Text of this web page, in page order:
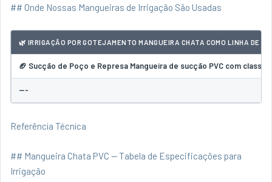
## Onde Nossas Mangueiras de Irrigação São Usadas
🌿 IRRIGAÇÃO POR GOTEJAMENTO MANGUEIRA CHATA COMO LINHA DE
🏈 Sucção de Poço e Represa Mangueira de sucção PVC com
---
Referência Técnica
## Mangueira Chata PVC — Tabela de Especificações para
Irrigação